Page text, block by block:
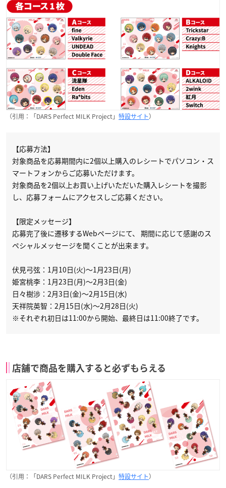
（引用：「DARS Perfect MILK Project」 特設サイト）
【応募方法】
対象商品を応募期間内に2個以上購入のレシートでパソコン・ス
マートフォンからご応募いただけます。
対象商品を2個以上お買い上げいただいた購入レシートを撮影
し、応募フォームにアクセスしご応募ください。
【限定メッセージ】
応募完了後に遷移するWebページにて、 期間に応じて感謝のス
ペシャルメッセージを聞くことが出来ます。
伏見弓弦：1月10日(火)〜1月23日(月)
姫宮桃李：1月23日(月)〜2月3日(金)
日々樹涉：2月3日(金)〜2月15日(水)
天祥院英智：2月15日(水)〜2月28日(火)
※それぞれ初日は11:00から開始、最終日は11:00終了です。
店舗で商品を購入すると必ずもらえる
（引用：「DARS Perfect MILK Project」 特設サイト）